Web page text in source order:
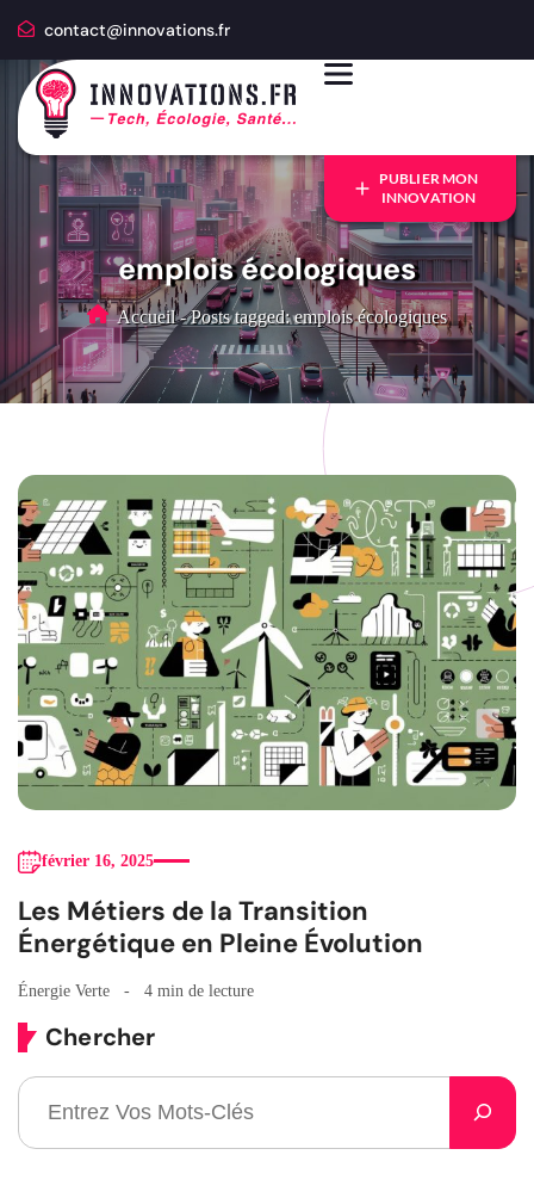
contact@innovations.fr
PUBLIER MON
INNOVATION
emplois écologiques
Accueil - Posts tagged: emplois écologiques
février 16, 2025
Les Métiers de la Transition
Énergétique en Pleine Évolution
Énergie Verte 4 min de lecture
Chercher